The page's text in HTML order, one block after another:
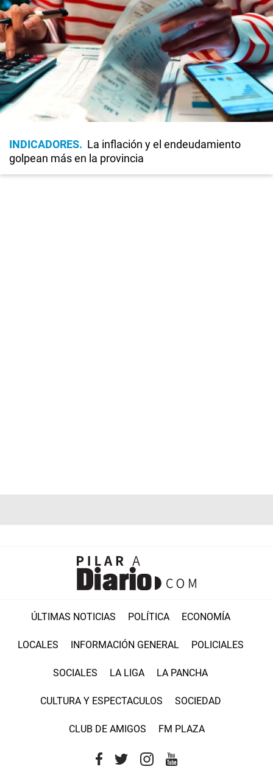
INDICADORES
La inflación y el endeudamiento
golpean más en la provincia
ÚLTIMAS NOTICIAS POLÍTICA ECONOMÍA
LOCALES INFORMACIÓN GENERAL POLICIALES
SOCIALES LA LIGA LA PANCHA
CULTURA Y ESPECTACULOS SOCIEDAD
CLUB DE AMIGOS FM PLAZA